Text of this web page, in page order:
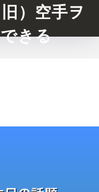
）空手ヲ
きる